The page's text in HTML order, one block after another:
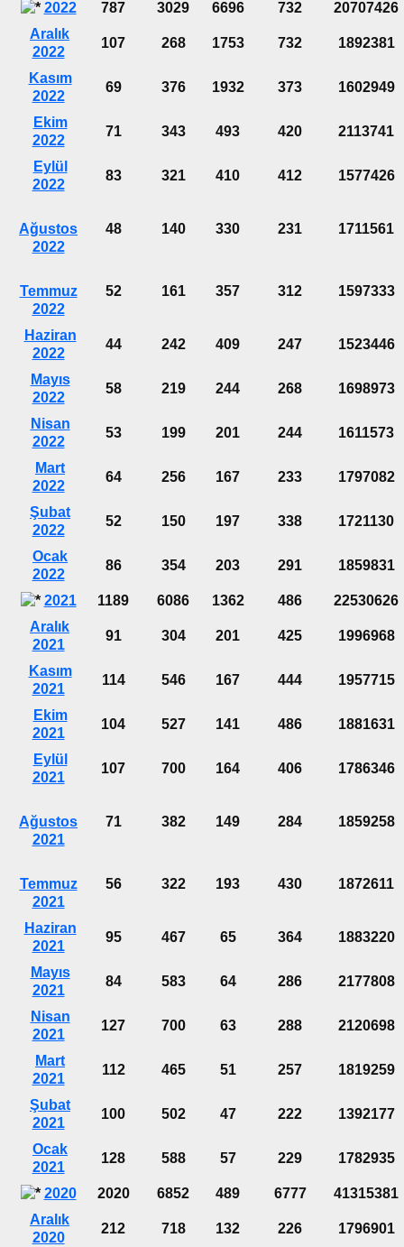
2022 787 3029 6696 732
20707426
Aralık
2022
107 268 1753 732 1892381
Kasım
2022
69 376 1932 373 1602949
Ekim
2022
71 343 493 420 2113741
Eylül
2022
83 321 410 412 1577426
Ağustos
2022
48 140 330 231 1711561
Temmuz
2022
52 161 357 312 1597333
Haziran
2022
44 242 409 247 1523446
Mayıs
2022
58 219 244 268 1698973
Nisan
2022
53 199 201 244 1611573
Mart
2022
64 256 167 233 1797082
Şubat
2022
52 150 197 338 1721130
Ocak
2022
86 354 203 291 1859831
2021 1189 6086 1362 486
22530626
Aralık
2021
91 304 201 425 1996968
Kasım
2021
114 546 167 444 1957715
Ekim
2021
104 527 141 486 1881631
Eylül
2021
107 700 164 406 1786346
Ağustos
2021
71 382 149 284 1859258
Temmuz
2021
56 322 193 430 1872611
Haziran
2021
95 467 65 364 1883220
Mayıs
2021
84 583 64 286 2177808
Nisan
2021
127 700 63 288 2120698
Mart
2021
112 465 51 257 1819259
Şubat
2021
100 502 47 222 1392177
Ocak
2021
128 588 57 229 1782935
2020 2020 6852 489 6777
41315381
Aralık
2020
212 718 132 226 1796901